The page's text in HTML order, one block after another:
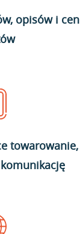
opisów i cen
towarowanie,